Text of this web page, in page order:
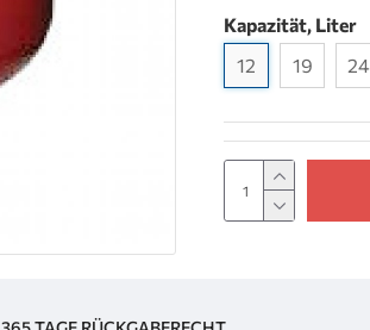
Kapazität, Liter
12
19 24